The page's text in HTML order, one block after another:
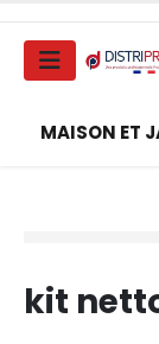
MAISON ET
kit